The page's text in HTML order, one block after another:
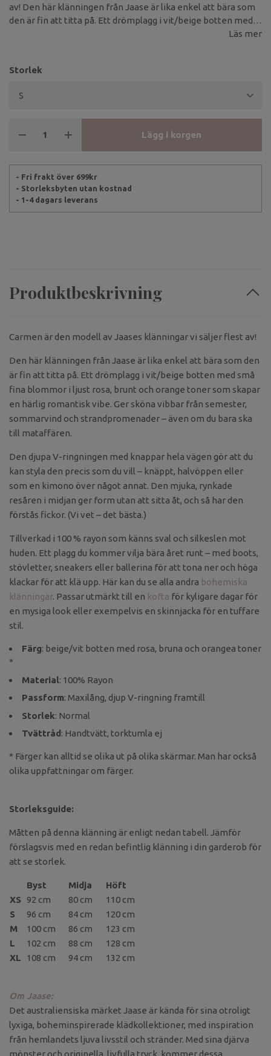
av! Den här klänningen från Jaase är lika enkel att bära som
den är fin att titta på. Ett drömplagg i vit/beige botten med
små fina blommor i ljust rosa, brunt och orange toner som
Läs mer
Storlek
Lägg i korgen
- Fri frakt över 699kr
- Storleksbyten utan kostnad
- 1-4 dagars leverans
Produktbeskrivning
Carmen är den modell av Jaases klänningar vi säljer flest av!
Den här klänningen från Jaase är lika enkel att bära som den
är fin att titta på. Ett drömplagg i vit/beige botten med små
fina blommor i ljust rosa, brunt och orange toner som skapar
en härlig romantisk vibe. Ger sköna vibbar från semester,
sommarvind och strandpromenader – även om du bara ska
till mataffären.
Den djupa V-ringningen med knappar hela vägen gör att du
kan styla den precis som du vill – knäppt, halvöppen eller
som en kimono över något annat. Den mjuka, rynkade
resåren i midjan ger form utan att sitta åt, och så har den
förstås fickor. (Vi vet – det bästa.)
Tillverkad i 100 % rayon som känns sval och silkeslen mot
huden. Ett plagg du kommer vilja bära året runt – med boots,
stövletter, sneakers eller ballerina för att tona ner och höga
klackar för att klä upp. Här kan du se alla andra bohemiska
klänningar. Passar utmärkt till en kofta för kyligare dagar för
en mysiga look eller exempelvis en skinnjacka för en tuffare
stil.
Färg: beige/vit botten med rosa, bruna och orangea toner
*
Material: 100% Rayon
Passform: Maxilång, djup V-ringning framtill
Storlek: Normal
Tvättråd: Handtvätt, torktumla ej
* Färger kan alltid se olika ut på olika skärmar. Man har också
olika uppfattningar om färger.
Storleksguide:
Måtten på denna klänning är enligt nedan tabell. Jämför
förslagsvis med en redan befintlig klänning i din garderob för
att se storlek.
Byst Midja
Höft
XS
92 cm 80 cm
110 cm
S
96 cm 84 cm
120 cm
M
100 cm 86 cm
123 cm
L
102 cm 88 cm
128 cm
XL
108 cm 94 cm 132 cm
Om Jaase:
Det australiensiska märket Jaase är kända för sina otroligt
lyxiga, boheminspirerade klädkollektioner, med inspiration
från hemlandets ljuva livsstil och stränder. Med sina djärva